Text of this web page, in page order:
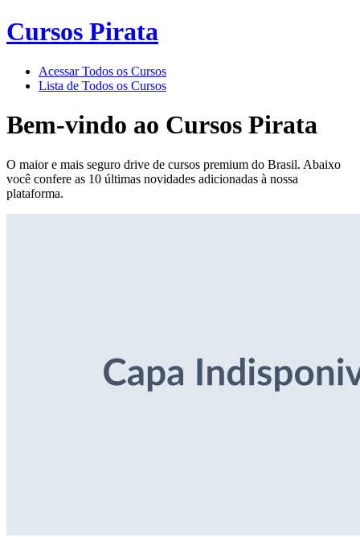
Cursos Pirata
Acessar Todos os Cursos
Lista de Todos os Cursos
Bem-vindo ao Cursos Pirata
O maior e mais seguro drive de cursos premium do Brasil. Abaixo
você confere as 10 últimas novidades adicionadas à nossa
plataforma.